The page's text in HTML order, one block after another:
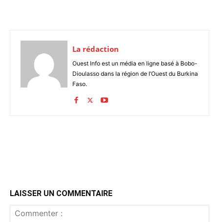
La rédaction
Ouest Info est un média en ligne basé à Bobo-
Dioulasso dans la région de l’Ouest du Burkina
Faso.
LAISSER UN COMMENTAIRE